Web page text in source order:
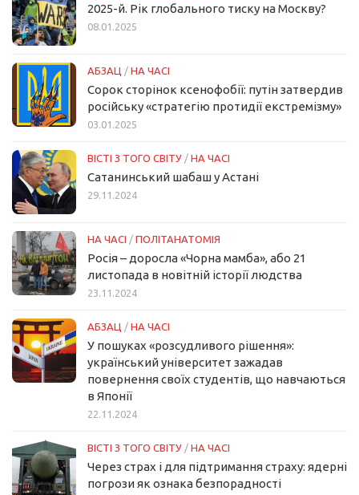
2025-й. Рік глобального тиску на Москву?
08.01.2025
АБЗАЦ / НА ЧАСІ
Сорок сторінок ксенофобії: путін затвердив
російську «стратегію протидії екстремізму»
03.01.2025
ВІСТІ З ТОГО СВІТУ / НА ЧАСІ
Сатанинський шабаш у Астані
29.11.2024
НА ЧАСІ / ПОЛІТАНАТОМІЯ
Росія – доросла «Чорна мамба», або 21
листопада в новітній історії людства
23.11.2024
АБЗАЦ / НА ЧАСІ
У пошуках «розсудливого рішення»:
український університет зажадав
повернення своїх студентів, що навчаються
в Японії
22.11.2024
ВІСТІ З ТОГО СВІТУ / НА ЧАСІ
Через страх і для підтримання страху: ядерні
погрози як ознака безпорадності